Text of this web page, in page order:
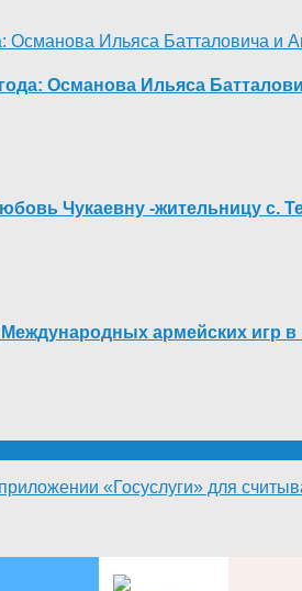
Османова Ильяса
Чукаевну -жительницу с.
армейских игр
«Госуслуги» для